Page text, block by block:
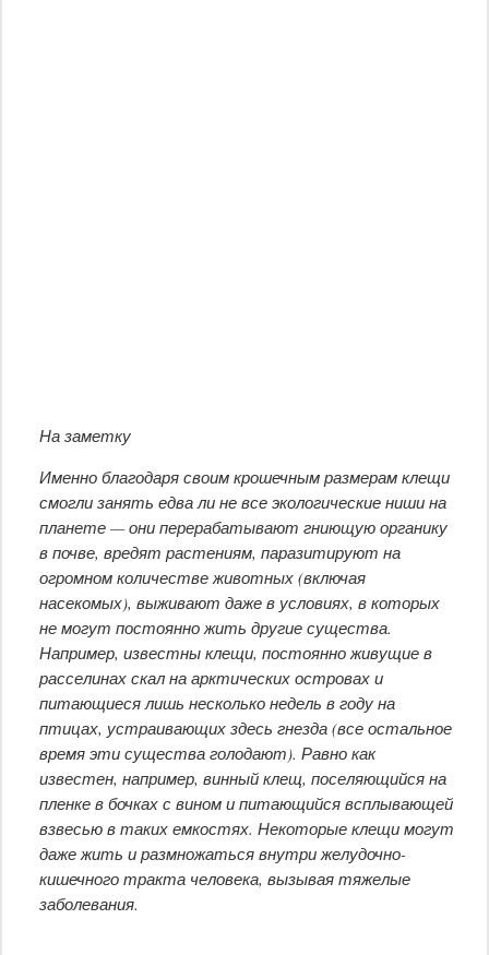
На заметку
Именно благодаря своим крошечным размерам клещи
смогли занять едва ли не все экологические ниши на
планете — они перерабатывают гниющую органику
в почве, вредят растениям, паразитируют на
огромном количестве животных (включая
насекомых), выживают даже в условиях, в которых
не могут постоянно жить другие существа.
Например, известны клещи, постоянно живущие в
расселинах скал на арктических островах и
питающиеся лишь несколько недель в году на
птицах, устраивающих здесь гнезда (все остальное
время эти существа голодают). Равно как
известен, например, винный клещ, поселяющийся на
пленке в бочках с вином и питающийся всплывающей
взвесью в таких емкостях. Некоторые клещи могут
даже жить и размножаться внутри желудочно-
кишечного тракта человека, вызывая тяжелые
заболевания.